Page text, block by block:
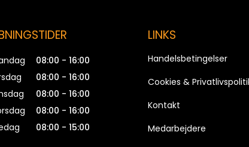
200
08:00 - 16:00
08:00 - 16:00
08:00 - 16:00
08:00 - 16:00
08:00 - 15:00
LINKS
Handelsbetingelser
Cookies &
Kontakt
Medarbejdere